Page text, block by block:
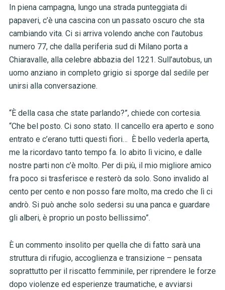
In piena campagna, lungo una strada punteggiata di
papaveri, c’è una cascina con un passato oscuro che sta
cambiando vita. Ci si arriva volendo anche con l’autobus
numero 77, che dalla periferia sud di Milano porta a
Chiaravalle, alla celebre abbazia del 1221. Sull’autobus, un
uomo anziano in completo grigio si sporge dal sedile per
unirsi alla conversazione.
“È della casa che state parlando?”, chiede con cortesia.
“Che bel posto. Ci sono stato. Il cancello era aperto e sono
entrato e c’erano tutti questi fiori… È bello vederla aperta,
me la ricordavo tanto tempo fa. Io abito lì vicino, e dalle
nostre parti non c’è molto. Per di più, il mio migliore amico
fra poco si trasferisce e resterò da solo. Sono invalido al
cento per cento e non posso fare molto, ma credo che lì ci
andrò. Si può anche solo sedersi su una panca e guardare
gli alberi, è proprio un posto bellissimo”.
È un commento insolito per quella che di fatto sarà una
struttura di rifugio, accoglienza e transizione – pensata
soprattutto per il riscatto femminile, per riprendere le forze
dopo violenze ed esperienze traumatiche, e avviarsi